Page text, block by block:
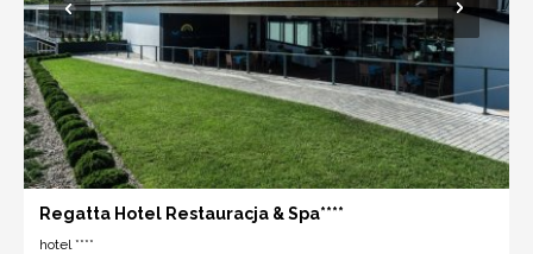
Regatta Hotel Restauracja & Spa****
hotel ****